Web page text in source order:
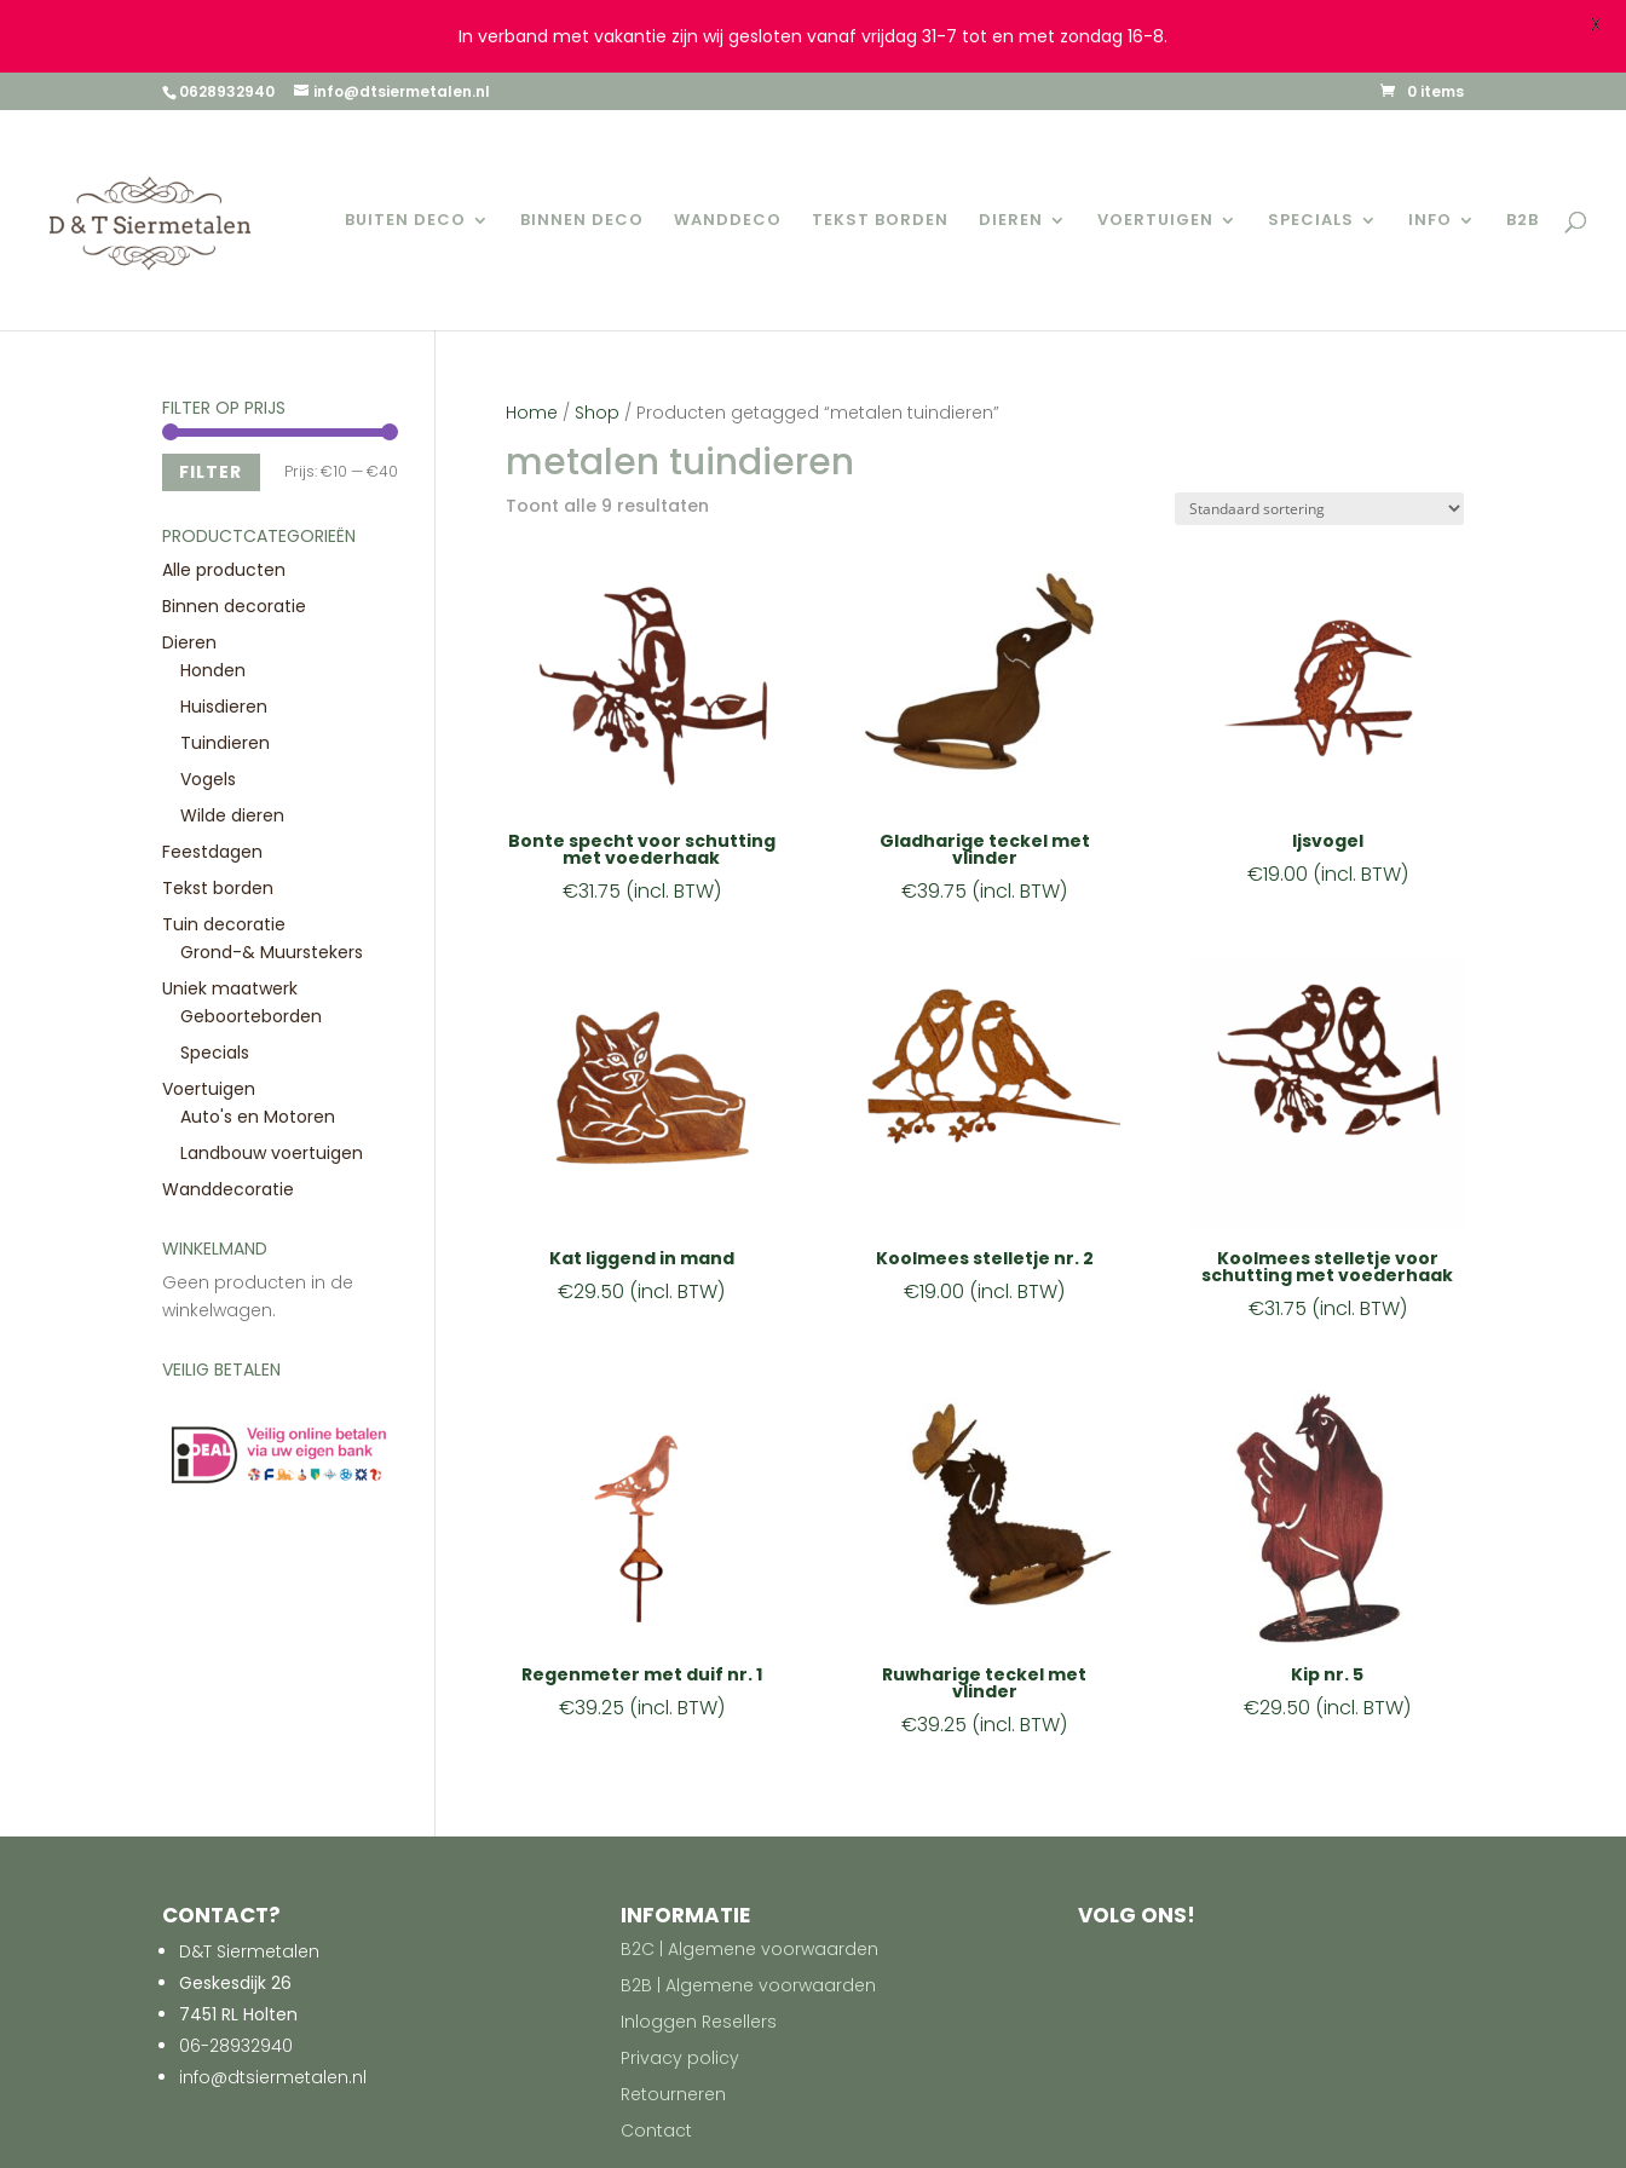
0628932940 info@dtsiermetalen.nl 0 items
BUITEN DECO BINNEN DECO WANDDECO TEKST BORDEN DIEREN VOERTUIGEN SPECIALS INFO B2B
Home / Shop / Producten getagged “metalen tuindieren”
metalen tuindieren
Toont alle 9 resultaten
Bonte specht voor schutting
met voederhaak
€31.75 (incl. BTW)
Gladharige teckel met
vlinder
€39.75 (incl. BTW)
Ijsvogel
€19.00 (incl. BTW)
Kat liggend in mand
€29.50 (incl. BTW)
Koolmees stelletje nr. 2
€19.00 (incl. BTW)
Koolmees stelletje voor
schutting met voederhaak
€31.75 (incl. BTW)
Regenmeter met duif nr. 1
€39.25 (incl. BTW)
Ruwharige teckel met
vlinder
€39.25 (incl. BTW)
Kip nr. 5
€29.50 (incl. BTW)
FILTER OP PRIJS
Min.
Max.
FILTER Prijs:€10 —€40
PRODUCTCATEGORIEËN
Alle producten
Binnen decoratie
Dieren
Honden
Huisdieren
Tuindieren
Vogels
Wilde dieren
Feestdagen
Tekst borden
Tuin decoratie
Grond-& Muurstekers
Uniek maatwerk
Geboorteborden
Specials
Voertuigen
Auto's en Motoren
Landbouw voertuigen
Wanddecoratie
WINKELMAND
Geen producten in de
winkelwagen.
VEILIG BETALEN
CONTACT?
D&T Siermetalen
Geskesdijk 26
7451 RL Holten
06-28932940
info@dtsiermetalen.nl
INFORMATIE
B2C | Algemene voorwaarden
B2B | Algemene voorwaarden
Inloggen Resellers
Privacy policy
Retourneren
Contact
VOLG ONS!
In verband met vakantie zijn wij gesloten vanaf vrijdag 31-7 tot en met zondag 16-8. X